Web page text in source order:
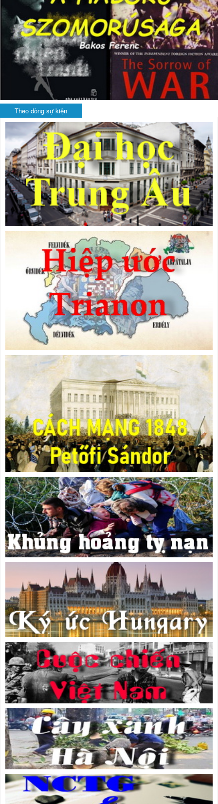
Theo dòng sự kiện